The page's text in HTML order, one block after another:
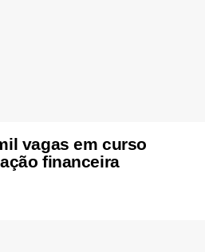
vagas em curso
financeira